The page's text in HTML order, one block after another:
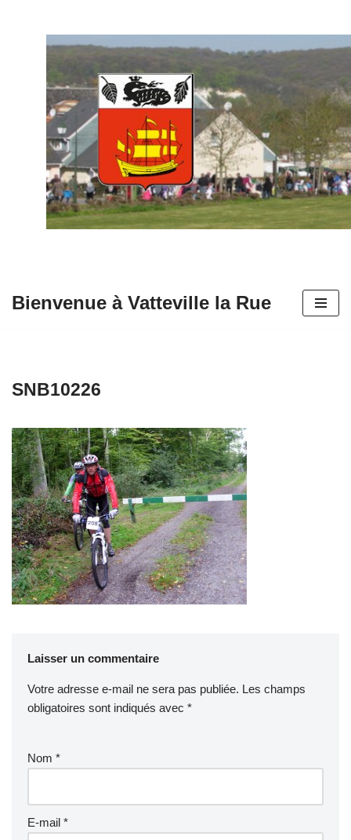
contenu
Bienvenue à Vatteville la Rue
SNB10226
Laisser un commentaire
Votre adresse e-mail ne sera pas publiée. Les champs
obligatoires sont indiqués avec *
Nom *
E-mail *